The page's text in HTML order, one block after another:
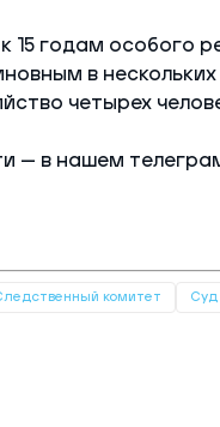
к 15 годам особого
в
четырех
— в нашем
комитет Суд